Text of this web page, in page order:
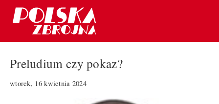
Preludium czy pokaz?
wtorek, 16 kwietnia 2024